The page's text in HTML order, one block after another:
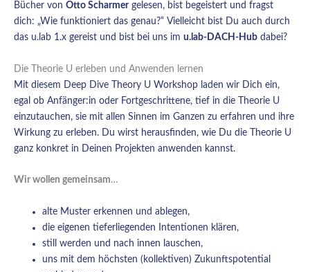
Bücher von Otto Scharmergelesen, bist begeistert und fragst
dich: „Wie funktioniert das genau?“ Vielleicht bist Du auch durch
das u.lab 1.x gereist und bist bei uns im u.lab-DACH-Hub dabei?
Die Theorie U erleben und Anwenden lernen
Mit diesem Deep Dive Theory U Workshop laden wir Dich ein,
egal ob Anfänger:in oder Fortgeschrittene, tief in die Theorie U
einzutauchen, sie mit allen Sinnen im Ganzen zu erfahren und ihre
Wirkung zu erleben. Du wirst herausfinden, wie Du die Theorie U
ganz konkret in Deinen Projekten anwenden kannst.
Wir wollen gemeinsam…
alte Muster erkennen und ablegen,
die eigenen tieferliegenden Intentionen klären,
still werden und nach innen lauschen,
uns mit dem höchsten (kollektiven) Zukunftspotential